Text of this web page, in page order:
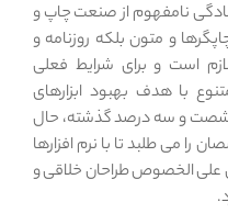
نامفهوم از صنعت چاپ و
و متون بلکه روزنامه و
است و برای شرایط فعلی
با هدف بهبود ابزارهای
شصت و سه درصد گذشته، حال
را می طلبد تا با نرم افزارها
علی الخصوص طراحان خلاقی و